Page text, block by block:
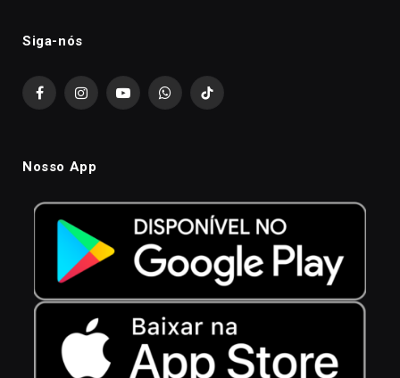
Siga-nós
FacebookInstagramYouTubeWhatsAppTikTok
Nosso App